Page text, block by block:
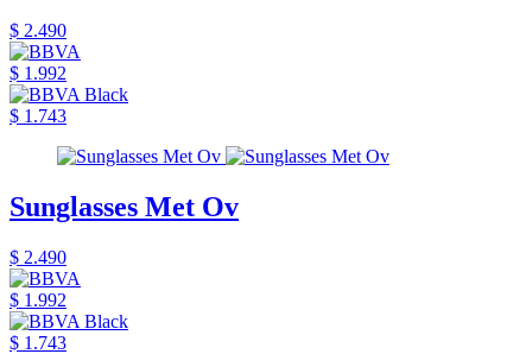
$ 2.490
$ 1.992
$ 1.743
Sunglasses Met Ov
$ 2.490
$ 1.992
$ 1.743